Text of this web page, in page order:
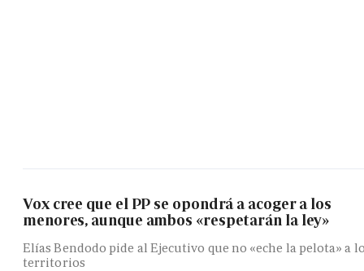
Vox cree que el PP se opondrá a acoger a los
menores, aunque ambos «respetarán la ley»
Elías Bendodo pide al Ejecutivo que no «eche la pelota» a
territorios